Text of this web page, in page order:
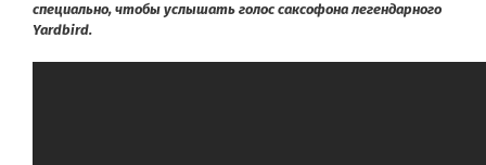
специально, чтобы услышать голос саксофона легендарного
Yardbird.